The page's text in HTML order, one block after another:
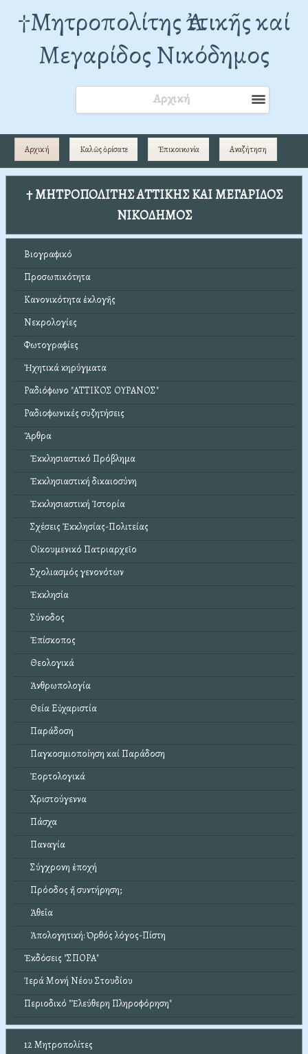
†Mητροπολίτης Ἀττικῆς καί
Μεγαρίδος Νικόδημος
Αρχική
Αρχική Καλῶς ὁρίσατε Ἐπικοινωνία Αναζήτηση
† ΜΗΤΡΟΠΟΛΙΤΗΣ ΑΤΤΙΚΗΣ ΚΑΙ ΜΕΓΑΡΙΔΟΣ
ΝΙΚΟΔΗΜΟΣ
Βιογραφικό
Προσωπικότητα
Κανονικότητα ἐκλογῆς
Νεκρολογίες
Φωτογραφίες
Ἠχητικά κηρύγματα
Ραδιόφωνο "ΑΤΤΙΚΟΣ ΟΥΡΑΝΟΣ"
Ραδιοφωνικές συζητήσεις
Ἄρθρα
Ἐκκλησιαστικό Πρόβλημα
Ἐκκλησιαστική δικαιοσύνη
Ἐκκλησιαστική Ἱστορία
Σχέσεις Ἐκκλησίας-Πολιτείας
Οἰκουμενικό Πατριαρχεῖο
Σχολιασμός γενονότων
Ἐκκλησία
Σύνοδος
Ἐπίσκοπος
Θεολογικά
Ἀνθρωπολογία
Θεία Εὐχαριστία
Παράδοση
Παγκοσμιοποίηση καί Παράδοση
Ἑορτολογικά
Χριστούγεννα
Πάσχα
Παναγία
Σύγχρονη ἐποχή
Πρόοδος ἤ συντήρηση;
Ἀθεΐα
Ἀπολογητική: Ὀρθός λόγος-Πίστη
Ἐκδόσεις "ΣΠΟΡΑ"
Ἱερά Μονή Νέου Στουδίου
Περιοδικό "Ἐλεύθερη Πληροφόρηση"
12 Μητροπολίτες